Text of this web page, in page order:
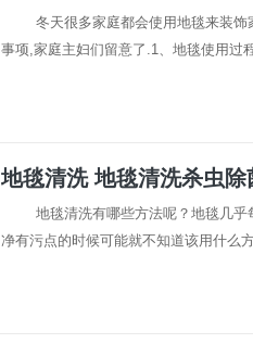
冬天很多家庭都会使用地毯来装
事项,家庭主妇们留意了.1、地毯使用过
地毯清洗 地毯清洗杀虫除
地毯清洗有哪些方法呢？地毯几
净有污点的时候可能就不知道该用什么